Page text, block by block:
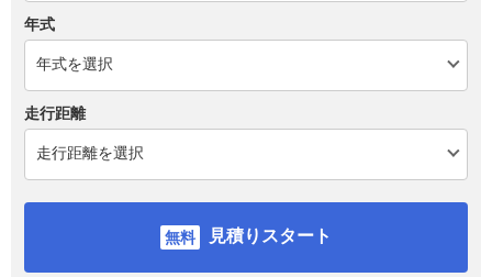
年式
走行距離
見積りスタート